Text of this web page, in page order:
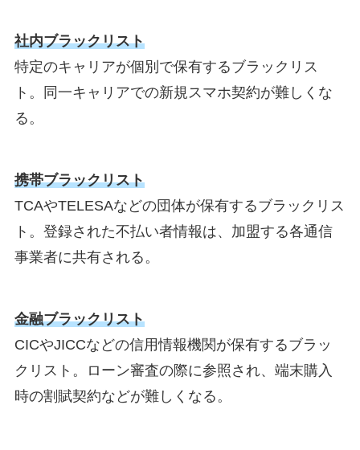
社内ブラックリスト
特定のキャリアが個別で保有するブラックリス
ト。同一キャリアでの新規スマホ契約が難しくな
る。
携帯ブラックリスト
TCAやTELESAなどの団体が保有するブラックリス
ト。登録された不払い者情報は、加盟する各通信
事業者に共有される。
金融ブラックリスト
CICやJICCなどの信用情報機関が保有するブラッ
クリスト。ローン審査の際に参照され、端末購入
時の割賦契約などが難しくなる。